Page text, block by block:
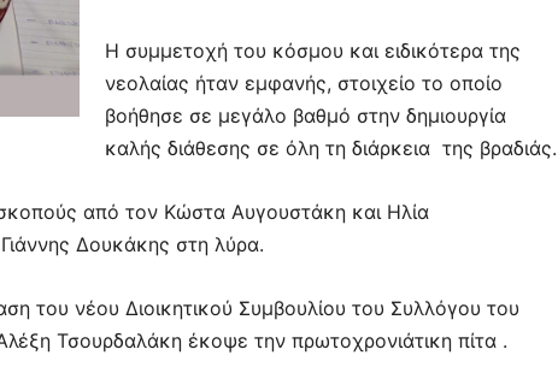
Η συμμετοχή του κόσμου και ειδικότερα της
νεολαίας ήταν εμφανής, στοιχείο το οποίο
βοήθησε σε μεγάλο βαθμό στην δημιουργία
καλής διάθεσης σε όλη τη διάρκεια της βραδιάς.
από τον Κώστα Αυγουστάκη και Ηλία
Δουκάκης στη λύρα.
του νέου Διοικητικού Συμβουλίου του Συλλόγου του
Τσουρδαλάκη έκοψε την πρωτοχρονιάτικη πίτα .